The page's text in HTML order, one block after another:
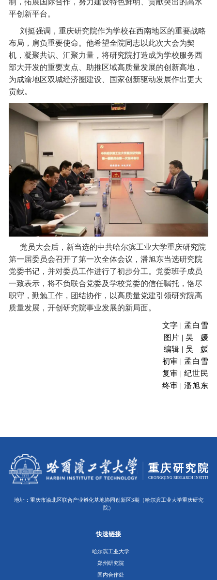
制，拓展国际合作，努力建设特色鲜明、贡献突出的高水
平创新平台。
刘挺强调，重庆研究院作为学校在西南地区的重要战略
布局，肩负重要使命。他希望全院同志以此次大会为契
机，凝聚共识、汇聚力量，将研究院打造成为学校服务西
部大开发的重要支点、助推区域高质量发展的创新高地，
为成渝地区双城经济圈建设、国家创新驱动发展作出更大
贡献。
党员大会后，新当选的中共哈尔滨工业大学重庆研究院
第一届委员会召开了第一次全体会议，潘旭东当选研究院
党委书记，并对委员工作进行了初步分工。党委班子成员
一致表示，将不负联合党委及学校党委的信任嘱托，恪尽
职守，勤勉工作，团结协作，以高质量党建引领研究院高
质量发展，开创研究院事业发展的新局面。
文字 | 孟白雪
图片 | 吴 媛
编辑 | 吴 媛
初审 | 孟白雪
复审 | 纪世民
终审 | 潘旭东
地址：重庆市渝北区联合产业孵化基地协同创新区3期（哈尔滨工业大学重庆研究
院）
快速链接
哈尔滨工业大学
郑州研究院
国内合作处